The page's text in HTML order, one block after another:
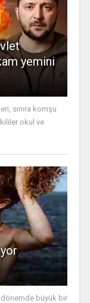
yemini
sınıra komşu
okul ve
dönemde büyük bir